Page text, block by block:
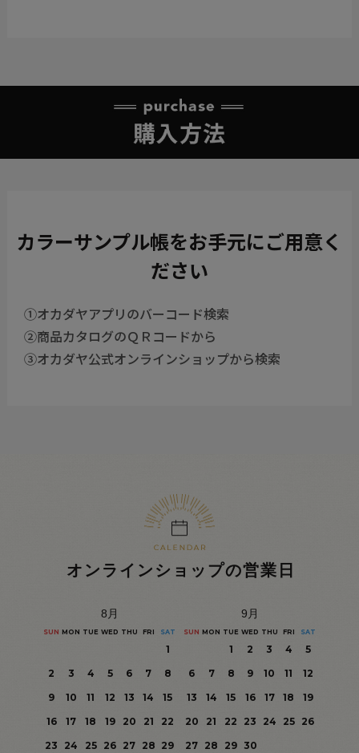
カラーサンプル帳をお手元にご用意く
ださい
①オカダヤアプリのバーコード検索
②商品カタログのＱＲコードから
③オカダヤ公式オンラインショップから検索
オンラインショップの営業日
8月
SUN MON TUE WED THU FRI SAT
1
2
3 4 5 6 7
8
9
10 11 12 13 14
15
16
17 18 19 20 21
22
23
24 25 26 27 28 29
9月
SUN MON TUE WED THU FRI SAT
1 2 3 4
5
6
7 8 9 10 11
12
13
14 15 16 17 18
19
20
21 22 23 24 25
26
27 28 29 30